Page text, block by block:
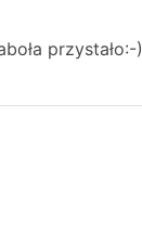
przystało:-)